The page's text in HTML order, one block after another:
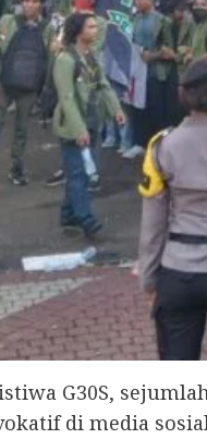
G30S,
di media